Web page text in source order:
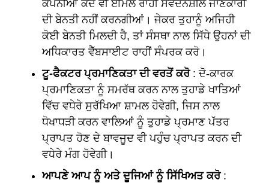
ਕੰਪਨੀਆਂ ਕਦੇ ਵੀ ਈਮੇਲ ਰਾਹੀਂ ਸੰਵੇਦਨਸ਼ੀਲ ਜਾਣਕਾਰੀ
ਦੀ ਬੇਨਤੀ ਨਹੀਂ ਕਰਨਗੀਆਂ। ਜੇਕਰ ਤੁਹਾਨੂੰ ਅਜਿਹੀ
ਕੋਈ ਬੇਨਤੀ ਮਿਲਦੀ ਹੈ, ਤਾਂ ਸੰਸਥਾ ਨਾਲ ਸਿੱਧੇ ਉਹਨਾਂ ਦੀ
ਅਧਿਕਾਰਤ ਵੈੱਬਸਾਈਟ ਰਾਹੀਂ ਸੰਪਰਕ ਕਰੋ।
ਟੂ-ਫੈਕਟਰ ਪ੍ਰਮਾਣਿਕਤਾ ਦੀ ਵਰਤੋਂ ਕਰੋ: ਦੋ-ਕਾਰਕ
ਪ੍ਰਮਾਣਿਕਤਾ ਨੂੰ ਸਮਰੱਥ ਕਰਨ ਨਾਲ ਤੁਹਾਡੇ ਖਾਤਿਆਂ
ਵਿੱਚ ਵਧੇਰੇ ਸੁਰੱਖਿਆ ਸ਼ਾਮਲ ਹੋਵੇਗੀ, ਜਿਸ ਨਾਲ
ਧੋਖਾਧੜੀ ਕਰਨ ਵਾਲਿਆਂ ਨੂੰ ਤੁਹਾਡੇ ਪ੍ਰਮਾਣ ਪੱਤਰ
ਪ੍ਰਾਪਤ ਹੋਣ ਦੇ ਬਾਵਜੂਦ ਵੀ ਪਹੁੰਚ ਪ੍ਰਾਪਤ ਕਰਨ ਦੀ
ਵਧੇਰੇ ਮੰਗ ਹੋਵੇਗੀ।
ਆਪਣੇ ਆਪ ਨੂੰ ਅਤੇ ਦੂਜਿਆਂ ਨੂੰ ਸਿੱਖਿਅਤ ਕਰੋ: